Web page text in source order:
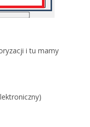
i tu mamy